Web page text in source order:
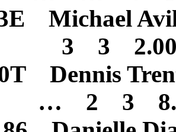
Michael
3 3
Dennis
… 2 3